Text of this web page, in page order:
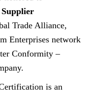
Trade Alliance,
Enterprises network
Conformity –
is an